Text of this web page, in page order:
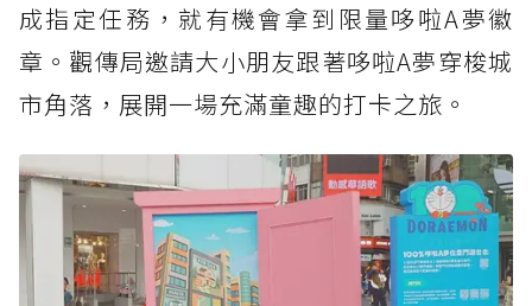
成指定任務，就有機會拿到限量哆啦A夢徽
章。觀傳局邀請大小朋友跟著哆啦A夢穿梭城
市角落，展開一場充滿童趣的打卡之旅。